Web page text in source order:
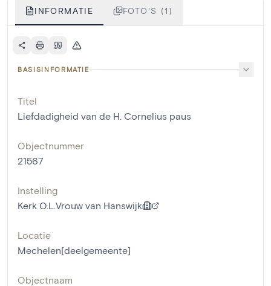
INFORMATIE FOTO'S (1)
BASISINFORMATIE
Titel
Liefdadigheid van de H. Cornelius paus
Objectnummer
21567
Instelling
Kerk O.L.Vrouw van Hanswijk
Locatie
Mechelen[deelgemeente]
Objectnaam